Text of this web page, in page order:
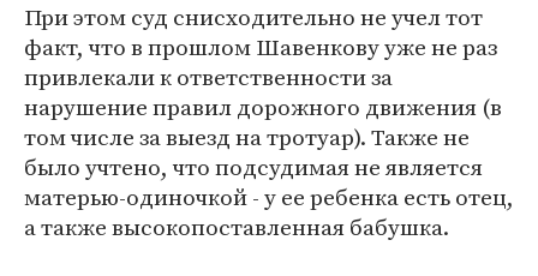
При этом суд снисходительно не учел тот
факт, что в прошлом Шавенкову уже не раз
привлекали к ответственности за
нарушение правил дорожного движения (в
том числе за выезд на тротуар). Также не
было учтено, что подсудимая не является
матерью-одиночкой - у ее ребенка есть отец,
а также высокопоставленная бабушка.